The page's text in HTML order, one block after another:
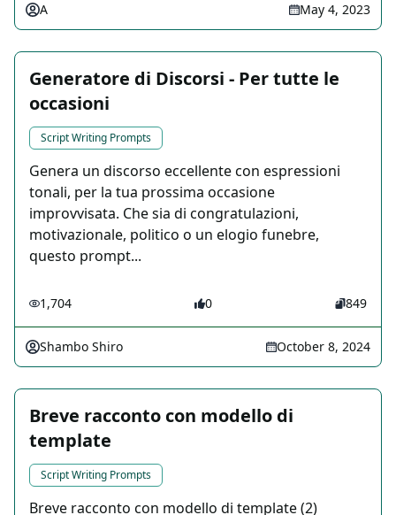
A May 4, 2023
Generatore di Discorsi - Per tutte le
occasioni
Script Writing Prompts
Genera un discorso eccellente con espressioni
tonali, per la tua prossima occasione
improvvisata. Che sia di congratulazioni,
motivazionale, politico o un elogio funebre,
questo prompt...
1,704 0 849
Shambo Shiro October 8, 2024
Breve racconto con modello di
template
Script Writing Prompts
Breve racconto con modello di template (2)